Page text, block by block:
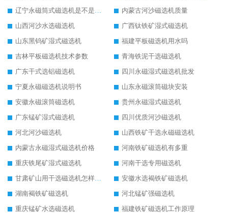
辽宁永磁筒式磁选机是不是强磁
内蒙古河沙磁选机质量
山西河沙水选磁选机
广西钛铁矿湿式磁选机
山东黑钨矿湿式磁选机
福建平板磁选机用水吗
吉林平板磁选机技术参数
青海铁泥干选磁选机
广东干式选铝磁选机
四川永磁湿式磁选机批发
宁夏永磁磁选机说明书
山东永磁滚筒磁块安装
安徽永磁滚筒磁选机
贵州永磁湿式磁选机
广东锰矿湿式磁选机
四川优质河沙磁选机
河北河沙磁选机
山西铁矿干选永磁磁选机
内蒙古永磁湿式磁选机价格
河南铁矿磁选机有多重
重庆铁尾矿湿式磁选机
河南干选专用磁选机
甘肃矿山用干选磁选机怎样调磁
安徽水选褐铁矿磁选机
湖南褐铁矿磁选机
河北锰矿强磁选机
重庆锰矿水选磁选机
福建铁矿磁选机工作原理